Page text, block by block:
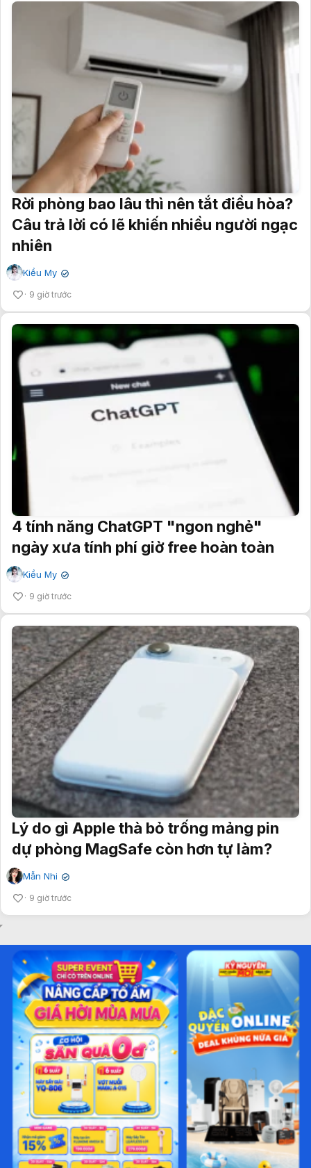
Rời phòng bao lâu thì nên tắt điều hòa?
Câu trả lời có lẽ khiến nhiều người ngạc
nhiên
Kiều My ✔
9 giờ trước
4 tính năng ChatGPT "ngon nghẻ"
ngày xưa tính phí giờ free hoàn toàn
Kiều My ✔
9 giờ trước
Lý do gì Apple thà bỏ trống mảng pin
dự phòng MagSafe còn hơn tự làm?
Mẫn Nhi ✔
9 giờ trước